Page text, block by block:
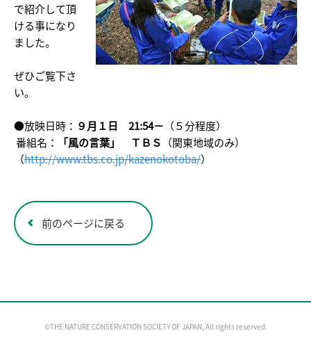
で紹介して頂
ける事になり
ました。
ぜひご覧下さ
い。
●放映日時： ９月１日 21:54－ （５分程度）
番組名：
「風の言葉」 ＴＢＳ （関東地域のみ）
（http://www.tbs.co.jp/kazenokotoba/）
前のページに戻る
©THE NATURE CONSERVATION SOCIETY OF JAPAN, All rights reserved.